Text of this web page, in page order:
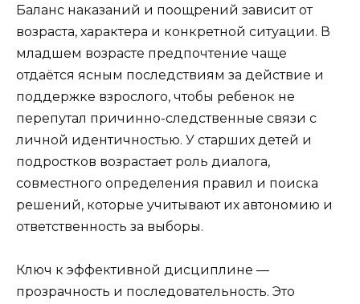
Баланс наказаний и поощрений зависит от
возраста, характера и конкретной ситуации. В
младшем возрасте предпочтение чаще
отдаётся ясным последствиям за действие и
поддержке взрослого, чтобы ребенок не
перепутал причинно-следственные связи с
личной идентичностью. У старших детей и
подростков возрастает роль диалога,
совместного определения правил и поиска
решений, которые учитывают их автономию и
ответственность за выборы.
Ключ к эффективной дисциплине —
прозрачность и последовательность. Это